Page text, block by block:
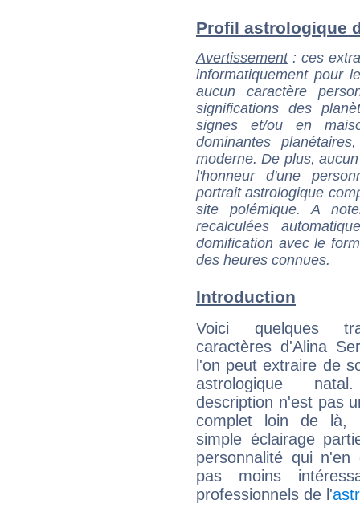
Profil astrologique
Avertissement: ces
informatiquement pour
aucun caractère
significations des
signes et/ou en
dominantes
moderne. De plus,
l'honneur d'une
portrait astrologique
site polémique. A
recalculées
domification avec le
des heures connues.
Introduction
Voici quelques
caractères d'Alina
l'on peut extraire de
astrologique
description n'est pas
complet loin de là,
simple éclairage
personnalité qui n'en
pas moins
professionnels de l'